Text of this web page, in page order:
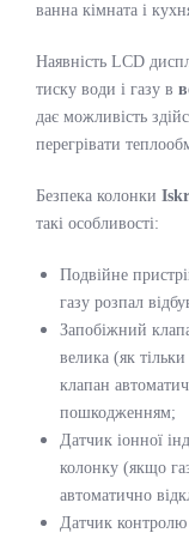
ванна кімната і
Наявність LCD
тиску води і газу в
дає можливість
перегрівати
Безпека колонки
такі особливості:
Подвійне
газу розпал
Запобіжний
велика (як
клапан
пошкодженням;
Датчик іонної
колонку (якщо
автоматично
Датчик контролю